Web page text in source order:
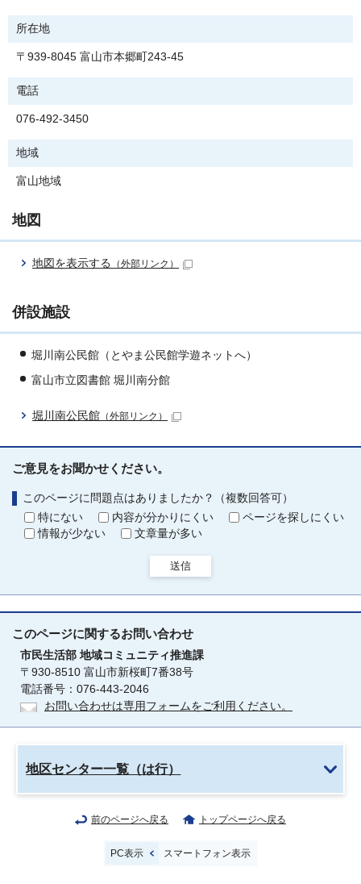
所在地
〒939-8045 富山市本郷町243-45
電話
076-492-3450
地域
富山地域
地図
地図を表示する （外部リンク）
併設施設
堀川南公民館（とやま公民館学遊ネットへ）
富山市立図書館 堀川南分館
堀川南公民館 （外部リンク）
ご意見をお聞かせください。
このページに問題点はありましたか？（複数回答可）
特にない
内容が分かりにくい
ページを探しにくい
情報が少ない
文章量が多い
送信
このページに関するお問い合わせ
市民生活部 地域コミュニティ推進課
〒930-8510 富山市新桜町7番38号
電話番号：076-443-2046
お問い合わせは専用フォームをご利用ください。
地区センター一覧（は行）
前のページへ戻る トップページへ戻る
PC表示 スマートフォン表示